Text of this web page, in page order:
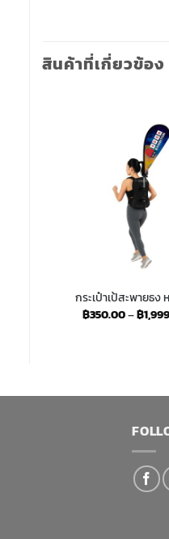
สินค้าที่เกี่ยวข้อง
กระเป๋าเป้สะพายธง
฿350.00–฿